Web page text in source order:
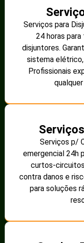
Serviços para
24 horas
disjuntores.
sistema
Profissionais
Serviços p/
emergencial 24h
curtos-
contra danos e
para soluções